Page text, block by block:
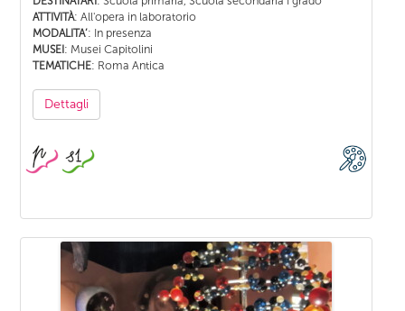
ATTIVITÀ: All'opera in laboratorio
MODALITA’: In presenza
MUSEI: Musei Capitolini
TEMATICHE: Roma Antica
Dettagli